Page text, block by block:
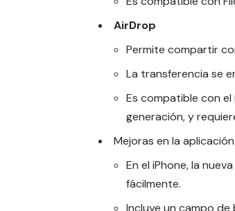
AirDrop
Permite compartir
La transferencia se
Es compatible con el
generación, y
Mejoras en la aplicación
En el iPhone, la
fácilmente.
Incluye un campo